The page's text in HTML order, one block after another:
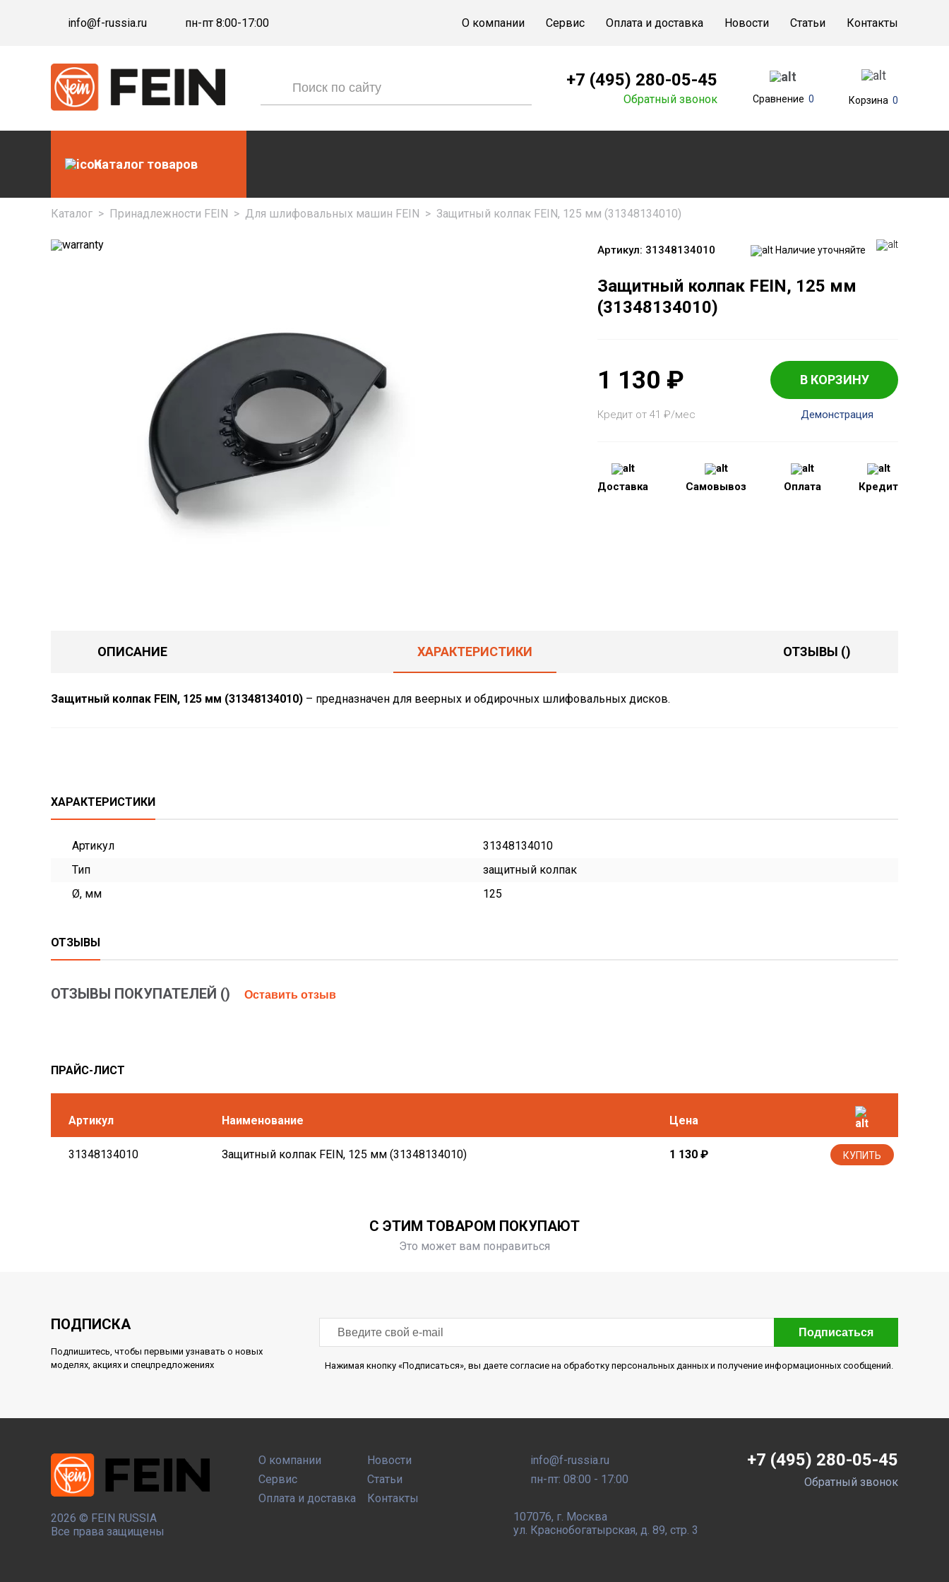
info@f-russia.ru пн-пт 8:00-17:00 О компании Сервис Оплата и доставка Новости Статьи Контакты
+7 (495) 280-05-45
Обратный звонок Сравнение 0 Корзина 0
Каталог товаров
Каталог > Принадлежности FEIN > Для шлифовальных машин FEIN > Защитный колпак FEIN, 125 мм (31348134010)
Артикул: 31348134010 Наличие уточняйте
Защитный колпак FEIN, 125 мм
(31348134010)
1 130 ₽ В КОРЗИНУ
Кредит от 41 ₽/мес Демонстрация
Доставка Самовывоз Оплата Кредит
ОПИСАНИЕ ХАРАКТЕРИСТИКИ ОТЗЫВЫ ()
Защитный колпак FEIN, 125 мм (31348134010) – предназначен для веерных и обдирочных шлифовальных дисков.
ХАРАКТЕРИСТИКИ
Артикул
31348134010
Тип
защитный колпак
Ø, мм
125
ОТЗЫВЫ
ОТЗЫВЫ ПОКУПАТЕЛЕЙ () Оставить отзыв
ПРАЙС-ЛИСТ
Артикул Наименование Цена
31348134010 Защитный колпак FEIN, 125 мм (31348134010) 1 130 ₽ КУПИТЬ
С ЭТИМ ТОВАРОМ ПОКУПАЮТ
Это может вам понравиться
ПОДПИСКА
Подпишитесь, чтобы первыми узнавать о новых
моделях, акциях и спецпредложениях
Подписаться
Нажимая кнопку «Подписаться», вы даете согласие на обработку персональных данных и получение информационных сообщений.
2026 © FEIN RUSSIA
Все права защищены
О компании
Сервис
Оплата и доставка
Новости
Статьи
Контакты
info@f-russia.ru
пн-пт: 08:00 - 17:00
107076, г. Москва
ул. Краснобогатырская, д. 89, стр. 3
+7 (495) 280-05-45
Обратный звонок